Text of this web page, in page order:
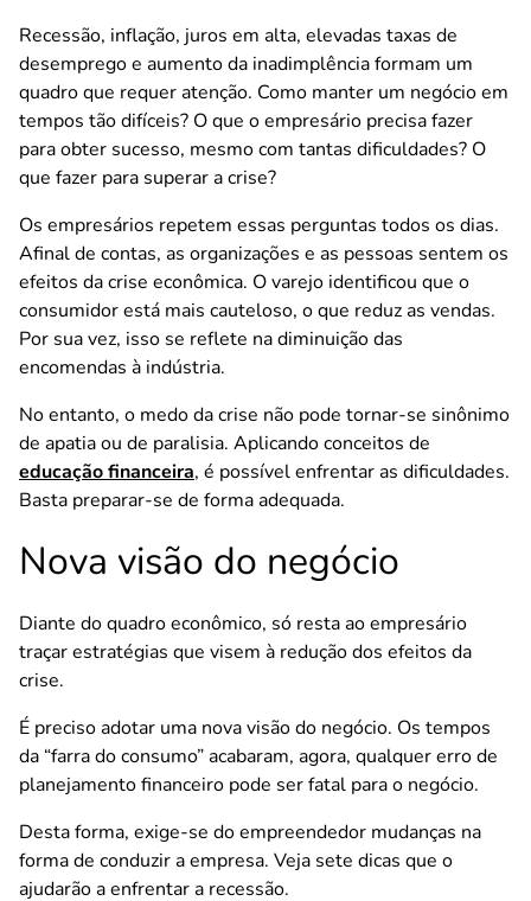
Recessão, inflação, juros em alta, elevadas taxas de
desemprego e aumento da inadimplência formam um
quadro que requer atenção. Como manter um negócio em
tempos tão difíceis? O que o empresário precisa fazer
para obter sucesso, mesmo com tantas dificuldades? O
que fazer para superar a crise?
Os empresários repetem essas perguntas todos os dias.
Afinal de contas, as organizações e as pessoas sentem os
efeitos da crise econômica. O varejo identificou que o
consumidor está mais cauteloso, o que reduz as vendas.
Por sua vez, isso se reflete na diminuição das
encomendas à indústria.
No entanto, o medo da crise não pode tornar-se sinônimo
de apatia ou de paralisia. Aplicando conceitos de
educação financeira, é possível enfrentar as dificuldades.
Basta preparar-se de forma adequada.
Nova visão do negócio
Diante do quadro econômico, só resta ao empresário
traçar estratégias que visem à redução dos efeitos da
crise.
É preciso adotar uma nova visão do negócio. Os tempos
da “farra do consumo” acabaram, agora, qualquer erro de
planejamento financeiro pode ser fatal para o negócio.
Desta forma, exige-se do empreendedor mudanças na
forma de conduzir a empresa. Veja sete dicas que o
ajudarão a enfrentar a recessão.